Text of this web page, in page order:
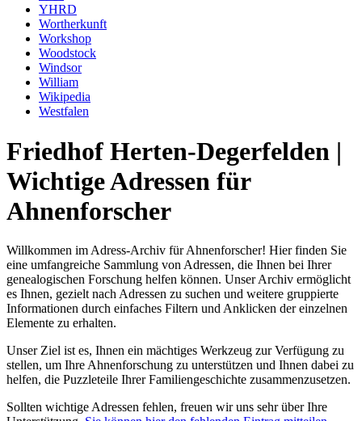
YHRD
Wortherkunft
Workshop
Woodstock
Windsor
William
Wikipedia
Westfalen
Friedhof Herten-Degerfelden |
Wichtige Adressen für
Ahnenforscher
Willkommen im Adress-Archiv für Ahnenforscher! Hier finden Sie
eine umfangreiche Sammlung von Adressen, die Ihnen bei Ihrer
genealogischen Forschung helfen können. Unser Archiv ermöglicht
es Ihnen, gezielt nach Adressen zu suchen und weitere gruppierte
Informationen durch einfaches Filtern und Anklicken der einzelnen
Elemente zu erhalten.
Unser Ziel ist es, Ihnen ein mächtiges Werkzeug zur Verfügung zu
stellen, um Ihre Ahnenforschung zu unterstützen und Ihnen dabei zu
helfen, die Puzzleteile Ihrer Familiengeschichte zusammenzusetzen.
Sollten wichtige Adressen fehlen, freuen wir uns sehr über Ihre